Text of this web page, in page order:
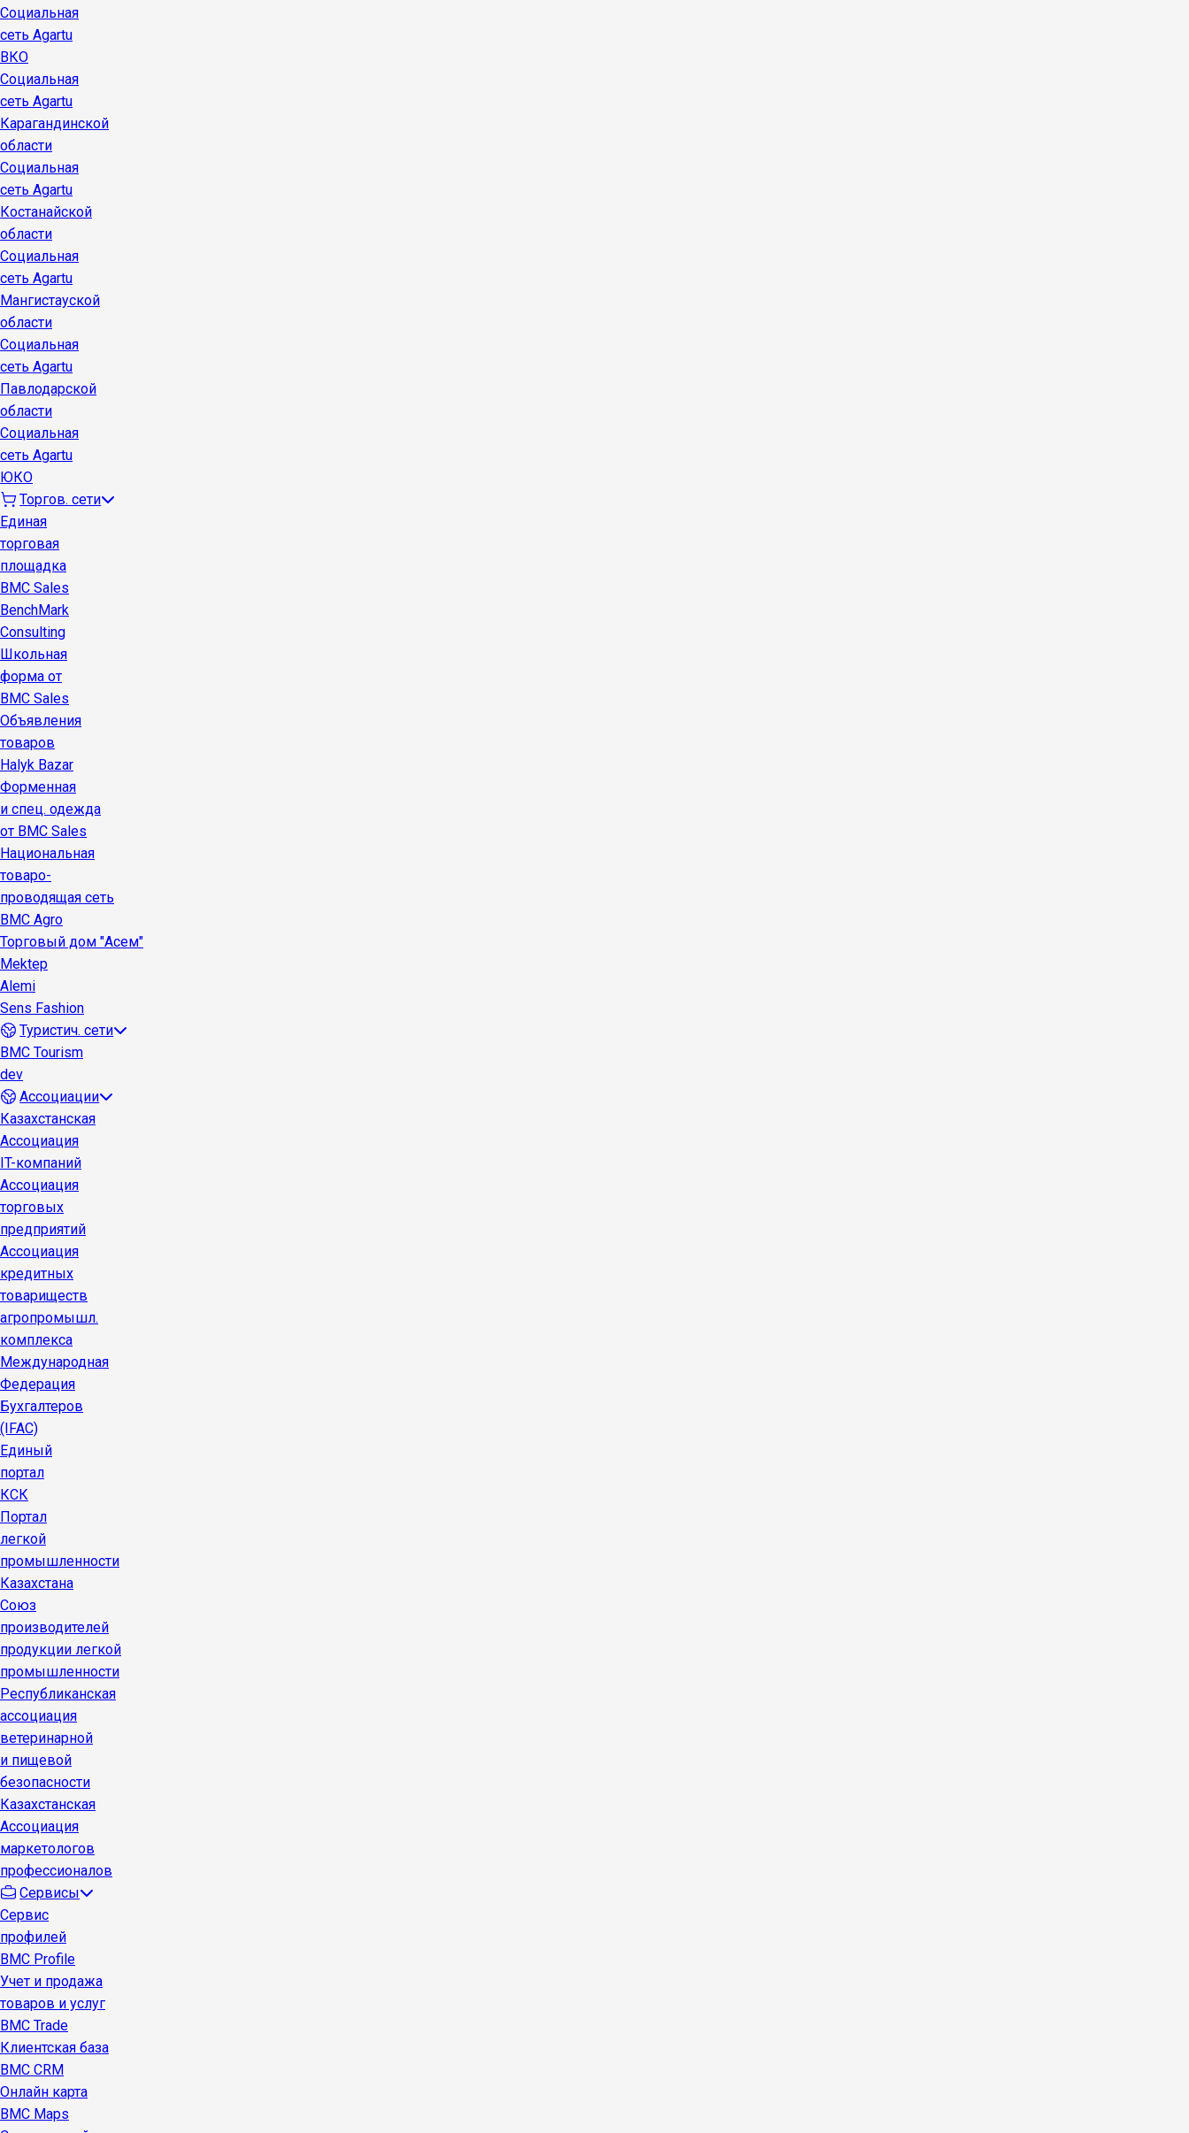
Социальная
сеть Agartu
ВКО
Социальная
сеть Agartu
Карагандинской
области
Социальная
сеть Agartu
Костанайской
области
Социальная
сеть Agartu
Мангистауской
области
Социальная
сеть Agartu
Павлодарской
области
Социальная
сеть Agartu
ЮКО
Торгов. сети
Единая
торговая
площадка
BMC Sales
BenchMark
Consulting
Школьная
форма от
BMC Sales
Объявления
товаров
Halyk Bazar
Форменная
и спец. одежда
от BMC Sales
Национальная
товаро-
проводящая сеть
BMC Agro
Торговый дом "Асем"
Mektep
Alemi
Sens Fashion
Туристич. сети
BMC Tourism
dev
Ассоциации
Казахстанская
Ассоциация
IT-компаний
Ассоциация
торговых
предприятий
Ассоциация
кредитных
товариществ
агропромышл.
комплекса
Международная
Федерация
Бухгалтеров
(IFAC)
Единый
портал
КСК
Портал
легкой
промышленности
Казахстана
Союз
производителей
продукции легкой
промышленности
Республиканская
ассоциация
ветеринарной
и пищевой
безопасности
Казахстанская
Ассоциация
маркетологов
профессионалов
Сервисы
Сервис
профилей
BMC Profile
Учет и продажа
товаров и услуг
BMC Trade
Клиентская база
BMC CRM
Онлайн карта
BMC Maps